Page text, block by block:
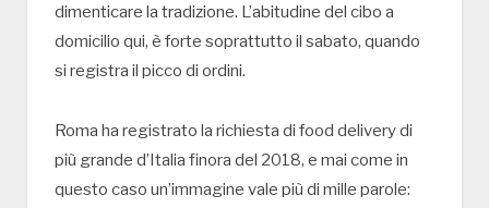
dimenticare la tradizione. L’abitudine del cibo a
domicilio qui, è forte soprattutto il sabato, quando
si registra il picco di ordini.
Roma ha registrato la richiesta di food delivery di
più grande d’Italia finora del 2018, e mai come in
questo caso un’immagine vale più di mille parole: